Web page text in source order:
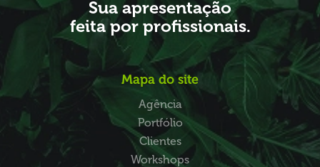
Sua apresentação
feita por profissionais.
Mapa do site
Agência
Portfólio
Clientes
Workshops